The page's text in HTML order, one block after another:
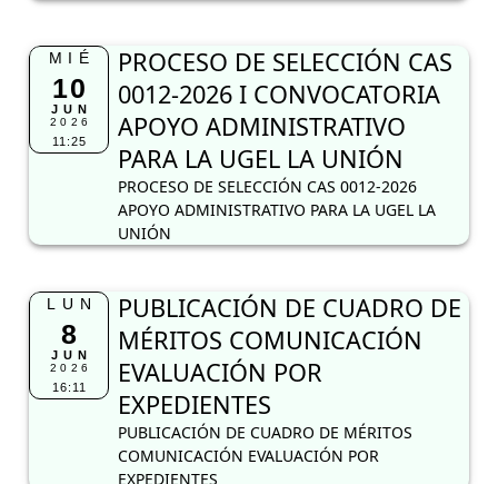
MIÉ
10
JUN
2026
11:25
PROCESO DE SELECCIÓN CAS
0012-2026 I CONVOCATORIA
APOYO ADMINISTRATIVO
PARA LA UGEL LA UNIÓN
PROCESO DE SELECCIÓN CAS 0012-2026
APOYO ADMINISTRATIVO PARA LA UGEL LA
UNIÓN
LUN
8
JUN
2026
16:11
PUBLICACIÓN DE CUADRO DE
MÉRITOS COMUNICACIÓN
EVALUACIÓN POR
EXPEDIENTES
PUBLICACIÓN DE CUADRO DE MÉRITOS
COMUNICACIÓN EVALUACIÓN POR
EXPEDIENTES